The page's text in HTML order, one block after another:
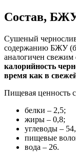
Состав,
Сушеный чернослив
содержанию БЖУ
аналогичен
калорийность
время как в
Пищевая ценность
белки – 2,5;
жиры – 0,8;
углеводы –
пищевые
вода – 26.